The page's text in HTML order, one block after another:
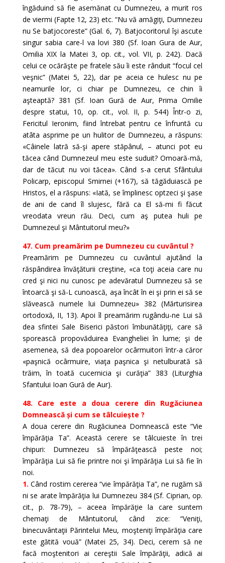
îngăduind să fie asemănat cu Dumnezeu, a murit ros
de viermi (Fapte 12, 23) etc. “Nu vă amăgiţi, Dumnezeu
nu Se batjocoreste” (Gal. 6, 7). Batjocoritorul îşi ascute
singur sabia care-l va lovi 380 (Sf. Ioan Gura de Aur,
Omilia XIX la Matei 3, op. cit., vol. VII, p. 242). Dacă
celui ce ocărăşte pe fratele său îi este rânduit “focul cel
veşnic” (Matei 5, 22), dar pe aceia ce hulesc nu pe
neamurile lor, ci chiar pe Dumnezeu, ce chin îi
aşteaptă? 381 (Sf. Ioan Gură de Aur, Prima Omilie
despre statui, 10, op. cit., vol. II, p. 544) Într-o zi,
Fericitul Ieronim, fiind întrebat pentru ce înfruntă cu
atâta asprime pe un hulitor de Dumnezeu, a răspuns:
«Câinele latră să-şi apere stăpânul, – atunci pot eu
tăcea când Dumnezeul meu este suduit? Omoară-mă,
dar de tăcut nu voi tăcea». Când s-a cerut Sfântului
Policarp, episcopul Smirnei (+167), să tăgăduiască pe
Hristos, el a răspuns: «Iată, se împlinesc optzeci şi şase
de ani de cand îl slujesc, fără ca El să-mi fi făcut
vreodata vreun rău. Deci, cum aş putea huli pe
Dumnezeul şi Mântuitorul meu?»
47. Cum preamărim pe Dumnezeu cu cuvântul ?
Preamărim pe Dumnezeu cu cuvântul ajutând la
răspândirea învăţăturii creştine, «ca toţi aceia care nu
cred şi nici nu cunosc pe adevăratul Dumnezeu să se
întoarcă şi să-L cunoască, aşa încât în ei şi prin ei să se
slăvească numele lui Dumnezeu» 382 (Mărturisirea
ortodoxă, II, 13). Apoi îl preamărim rugându-ne Lui să
dea sfintei Sale Biserici păstori îmbunătăţiţi, care să
sporească propovăduirea Evangheliei în lume; şi de
asemenea, să dea popoarelor ocârmuitori într-a căror
«paşnică ocârmuire, viaţa paşnica şi netulburată să
trăim, în toată cucernicia şi curăţia” 383 (Liturghia
Sfantului Ioan Gură de Aur).
48. Care este a doua cerere din Rugăciunea
Domnească și cum se tâlcuiește ?
A doua cerere din Rugăciunea Domnească este “Vie
împărăţia Ta”. Această cerere se tâlcuieste în trei
chipuri: Dumnezeu să împărăţească peste noi;
împărăţia Lui să fie printre noi şi împărăţia Lui să fie în
noi.
1. Când rostim cererea “vie împărăţia Ta”, ne rugăm să
ni se arate împărăţia lui Dumnezeu 384 (Sf. Ciprian, op.
cit., p. 78-79), – aceea împărăţie la care suntem
chemaţi de Mântuitorul, când zice: “Veniţi,
binecuvântaţii Părintelui Meu, moşteniţi împărăţia care
este gătită vouă” (Matei 25, 34). Deci, cerem să ne
facă moştenitori ai cereştii Sale împărăţii, adică ai